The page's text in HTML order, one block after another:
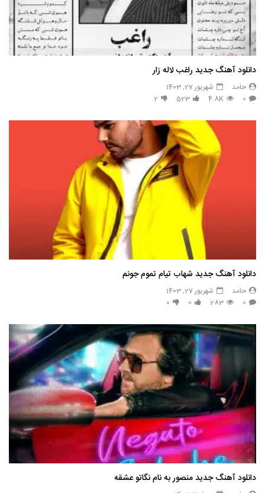
دانلود آهنگ جدید راغب لاله زار
حامد
شهریور 27, 1403
0
4.8K
523
2
دانلود آهنگ جدید شهاب تیام تموم جونم
حامد
شهریور 27, 1403
0
283
0
0
دانلود آهنگ جدید منصور به نام نگاتو عشقه